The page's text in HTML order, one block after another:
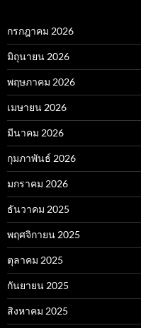
กรกฎาคม 2026
มิถุนายน 2026
พฤษภาคม 2026
เมษายน 2026
มีนาคม 2026
กุมภาพันธ์ 2026
มกราคม 2026
ธันวาคม 2025
พฤศจิกายน 2025
ตุลาคม 2025
กันยายน 2025
สิงหาคม 2025